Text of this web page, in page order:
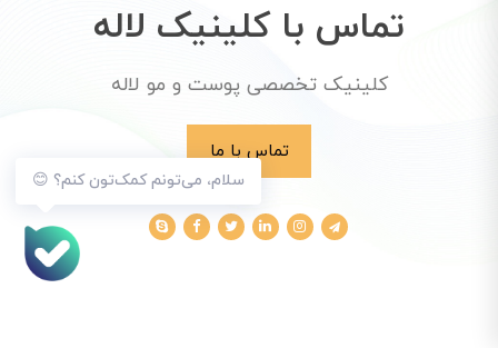
سلام، می‌تونم کمک‌تون کنم؟ 😊
تماس با کلینیک لاله
کلینیک تخصصی پوست و مو لاله
تماس با ما